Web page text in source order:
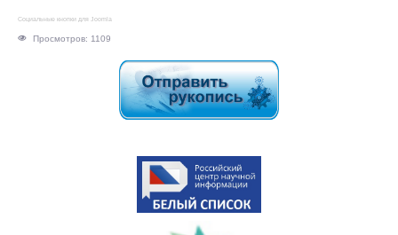
Социальные кнопки для Joomla
Просмотров: 1109